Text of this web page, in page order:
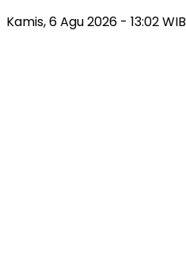
Kamis, 6 Agu 2026 - 13:02 WIB